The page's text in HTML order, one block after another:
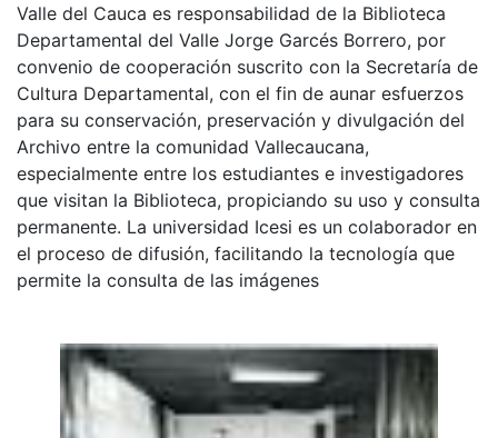
Valle del Cauca es responsabilidad de la Biblioteca
Departamental del Valle Jorge Garcés Borrero, por
convenio de cooperación suscrito con la Secretaría de
Cultura Departamental, con el fin de aunar esfuerzos
para su conservación, preservación y divulgación del
Archivo entre la comunidad Vallecaucana,
especialmente entre los estudiantes e investigadores
que visitan la Biblioteca, propiciando su uso y consulta
permanente. La universidad Icesi es un colaborador en
el proceso de difusión, facilitando la tecnología que
permite la consulta de las imágenes